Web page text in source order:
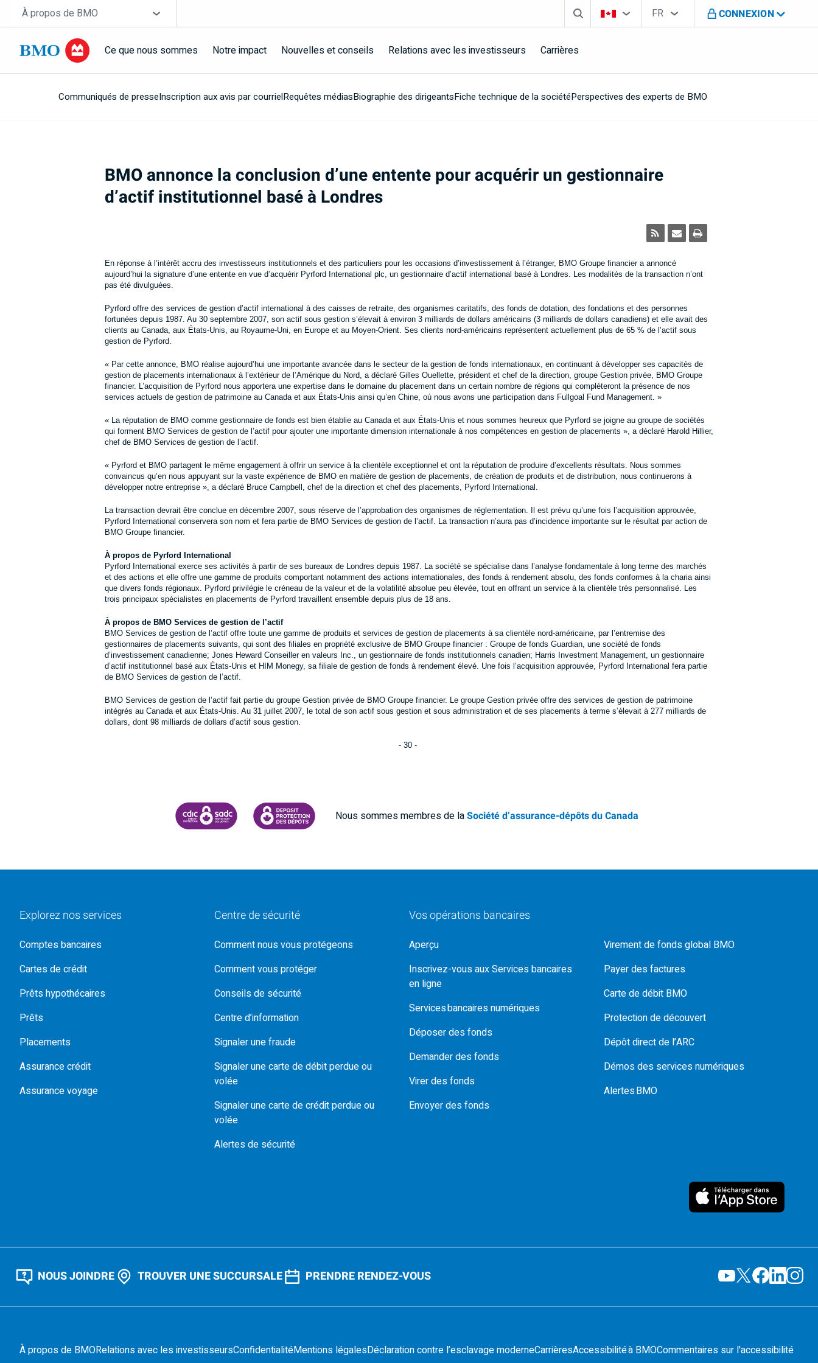
Sauter la navigation
Site Selector
À propos de BMO Search boxSélecteur de pays
Vous êtes sur le site de B M O au Canada
Sélecteur de langue
FR
Français CONNEXION
Ce que nous sommes Notre impact Nouvelles et conseils Relations avec les investisseurs Carrières
Communiqués de presseInscription aux avis par courrielRequêtes médiasBiographie des dirigeantsFiche technique de la sociétéPerspectives des experts de BMO
BMO annonce la conclusion d’une entente pour acquérir un gestionnaire
d’actif institutionnel basé à Londres
En réponse à l’intérêt accru des investisseurs institutionnels et des particuliers pour les occasions d’investissement à l’étranger, BMO Groupe financier a annoncé
aujourd’hui la signature d’une entente en vue d’acquérir Pyrford International plc, un gestionnaire d’actif international basé à Londres. Les modalités de la transaction n’ont
pas été divulguées.
Pyrford offre des services de gestion d’actif international à des caisses de retraite, des organismes caritatifs, des fonds de dotation, des fondations et des personnes
fortunées depuis 1987. Au 30 septembre 2007, son actif sous gestion s’élevait à environ 3 milliards de dollars américains (3 milliards de dollars canadiens) et elle avait des
clients au Canada, aux États-Unis, au Royaume-Uni, en Europe et au Moyen-Orient. Ses clients nord-américains représentent actuellement plus de 65 % de l’actif sous
gestion de Pyrford.
« Par cette annonce, BMO réalise aujourd’hui une importante avancée dans le secteur de la gestion de fonds internationaux, en continuant à développer ses capacités de
gestion de placements internationaux à l’extérieur de l’Amérique du Nord, a déclaré Gilles Ouellette, président et chef de la direction, groupe Gestion privée, BMO Groupe
financier. L’acquisition de Pyrford nous apportera une expertise dans le domaine du placement dans un certain nombre de régions qui compléteront la présence de nos
services actuels de gestion de patrimoine au Canada et aux États-Unis ainsi qu’en Chine, où nous avons une participation dans Fullgoal Fund Management. »
« La réputation de BMO comme gestionnaire de fonds est bien établie au Canada et aux États-Unis et nous sommes heureux que Pyrford se joigne au groupe de sociétés
qui forment BMO Services de gestion de l’actif pour ajouter une importante dimension internationale à nos compétences en gestion de placements », a déclaré Harold Hillier,
chef de BMO Services de gestion de l’actif.
« Pyrford et BMO partagent le même engagement à offrir un service à la clientèle exceptionnel et ont la réputation de produire d’excellents résultats. Nous sommes
convaincus qu’en nous appuyant sur la vaste expérience de BMO en matière de gestion de placements, de création de produits et de distribution, nous continuerons à
développer notre entreprise », a déclaré Bruce Campbell, chef de la direction et chef des placements, Pyrford International.
La transaction devrait être conclue en décembre 2007, sous réserve de l’approbation des organismes de réglementation. Il est prévu qu’une fois l’acquisition approuvée,
Pyrford International conservera son nom et fera partie de BMO Services de gestion de l’actif. La transaction n’aura pas d’incidence importante sur le résultat par action de
BMO Groupe financier.
À propos de Pyrford International
Pyrford International exerce ses activités à partir de ses bureaux de Londres depuis 1987. La société se spécialise dans l’analyse fondamentale à long terme des marchés
et des actions et elle offre une gamme de produits comportant notamment des actions internationales, des fonds à rendement absolu, des fonds conformes à la charia ainsi
que divers fonds régionaux. Pyrford privilégie le créneau de la valeur et de la volatilité absolue peu élevée, tout en offrant un service à la clientèle très personnalisé. Les
trois principaux spécialistes en placements de Pyrford travaillent ensemble depuis plus de 18 ans.
À propos de BMO Services de gestion de l’actif
BMO Services de gestion de l’actif offre toute une gamme de produits et services de gestion de placements à sa clientèle nord-américaine, par l’entremise des
gestionnaires de placements suivants, qui sont des filiales en propriété exclusive de BMO Groupe financier : Groupe de fonds Guardian, une société de fonds
d’investissement canadienne; Jones Heward Conseiller en valeurs Inc., un gestionnaire de fonds institutionnels canadien; Harris Investment Management, un gestionnaire
d’actif institutionnel basé aux États-Unis et HIM Monegy, sa filiale de gestion de fonds à rendement élevé. Une fois l’acquisition approuvée, Pyrford International fera partie
de BMO Services de gestion de l’actif.
BMO Services de gestion de l’actif fait partie du groupe Gestion privée de BMO Groupe financier. Le groupe Gestion privée offre des services de gestion de patrimoine
intégrés au Canada et aux États-Unis. Au 31 juillet 2007, le total de son actif sous gestion et sous administration et de ses placements à terme s’élevait à 277 milliards de
dollars, dont 98 milliards de dollars d’actif sous gestion.
- 30 -
SOCIÉTÉ D'ASSURANCE-DÉPÔTS DU CANADA
CDIC PROTECTING YOUR DEPOSITS PDF
Nous sommes membres de laSociété d’assurance-dépôts du Canada
Explorez nos services
Comptes bancaires
Cartes de crédit
Prêts hypothécaires
Prêts
Placements
Assurance crédit
Assurance voyage
Centre de sécurité
Comment nous vous protégeons
Comment vous protéger
Conseils de sécurité
Centre d’information
Signaler une fraude
Signaler une carte de débit perdue ou
volée
Signaler une carte de crédit perdue ou
volée
Alertes de sécurité
Vos opérations bancaires
Aperçu
Inscrivez-vous aux Services bancaires
en ligne
Services bancaires numériques
Déposer des fonds
Demander des fonds
Virer des fonds
Envoyer des fonds
Virement de fonds global BMO
Payer des factures
Carte de débit BMO
Protection de découvert
Dépôt direct de l’ARC
Démos des services numériques
Alertes BMO
NOUS JOINDRE TROUVER UNE SUCCURSALE PRENDRE RENDEZ-VOUS
À propos de BMORelations avec les investisseursConfidentialitéMentions légalesDéclaration contre l’esclavage moderneCarrièresAccessibilité à BMOCommentaires sur l'accessibilité